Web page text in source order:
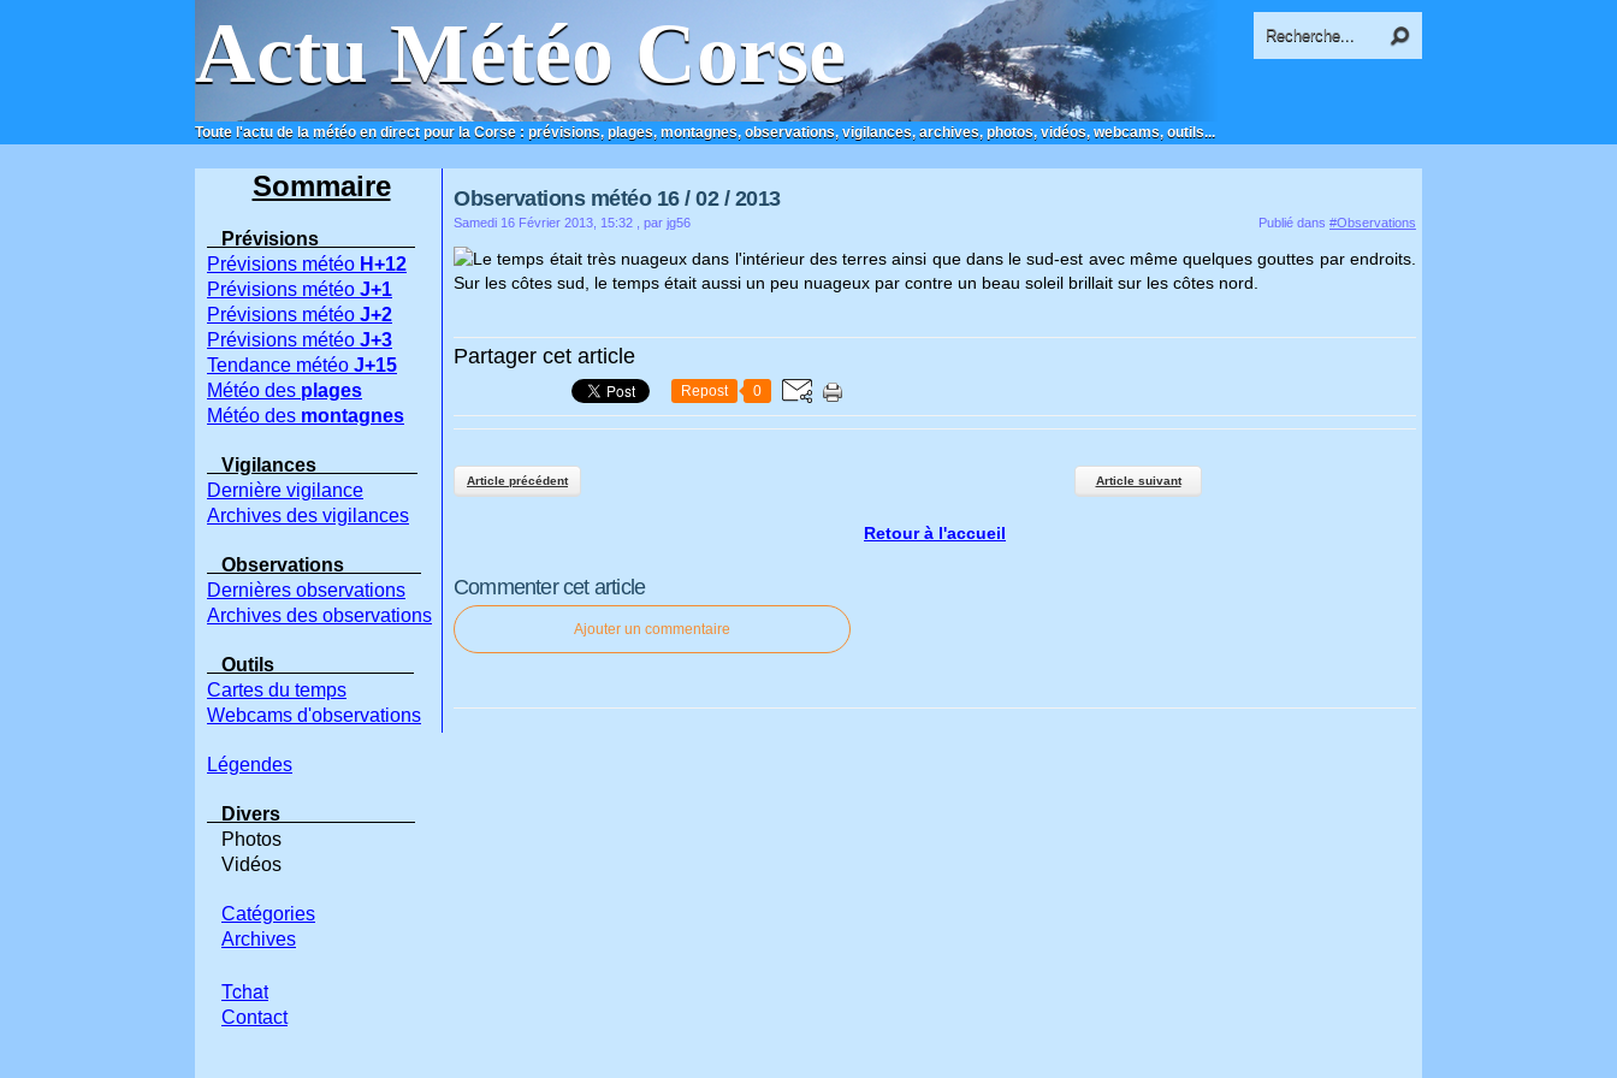
Actu Météo Corse
Toute l'actu de la météo en direct pour la Corse : prévisions, plages, montagnes, observations, vigilances, archives, photos, vidéos, webcams, outils...
ACCUEIL CONTACT
Observations météo 16 / 02 / 2013
Samedi 16 Février 2013, 15:32 , par jg56 Publié dans #Observations
Le temps était très nuageux dans l'intérieur des terres ainsi que dans le sud-est avec même quelques gouttes par endroits.
Sur les côtes sud, le temps était aussi un peu nuageux par contre un beau soleil brillait sur les côtes nord.
Partager cet article
Repost 0
Article précédent Article suivant
Retour à l'accueil
Commenter cet article
Ajouter un commentaire
Sommaire
Prévisions
Prévisions météo H+12
Prévisions météo J+1
Prévisions météo J+2
Prévisions météo J+3
Tendance météo J+15
Météo des plages
Météo des montagnes
Vigilances
Dernière vigilance
Archives des vigilances
Observations
Dernières observations
Archives des observations
Outils
Cartes du temps
Webcams d'observations
Légendes
Divers
Photos
Vidéos
Catégories
Archives
Tchat
Contact